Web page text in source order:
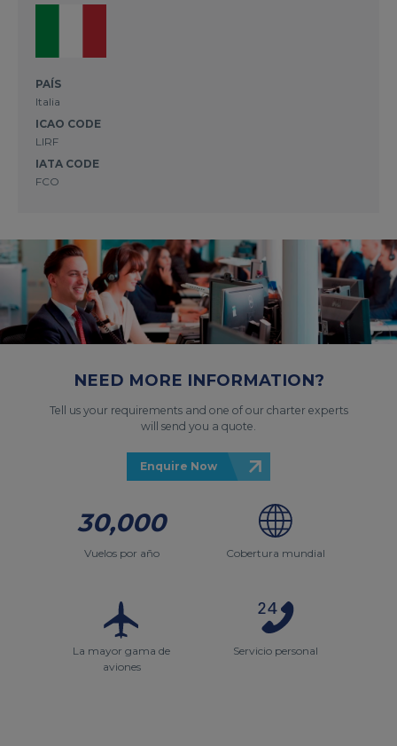
PAÍS
Italia
ICAO CODE
LIRF
IATA CODE
FCO
NEED MORE INFORMATION?
Tell us your requirements and one of our charter experts
will send you a quote.
Enquire Now
30,000
Vuelos por año Cobertura mundial
La mayor gama de
aviones
Servicio personal